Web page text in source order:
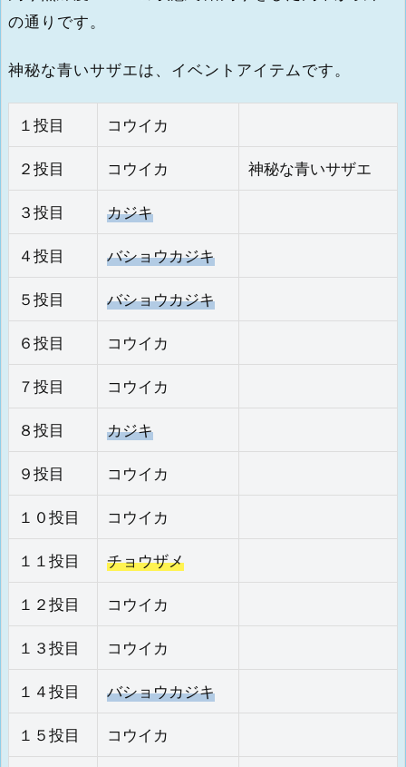
の通りです。
神秘な青いサザエは、イベントアイテムです。
１投目 コウイカ
２投目 コウイカ 神秘な青いサザエ
３投目 カジキ
４投目 バショウカジキ
５投目 バショウカジキ
６投目 コウイカ
７投目 コウイカ
８投目 カジキ
９投目 コウイカ
１０投目 コウイカ
１１投目 チョウザメ
１２投目 コウイカ
１３投目 コウイカ
１４投目 バショウカジキ
１５投目 コウイカ